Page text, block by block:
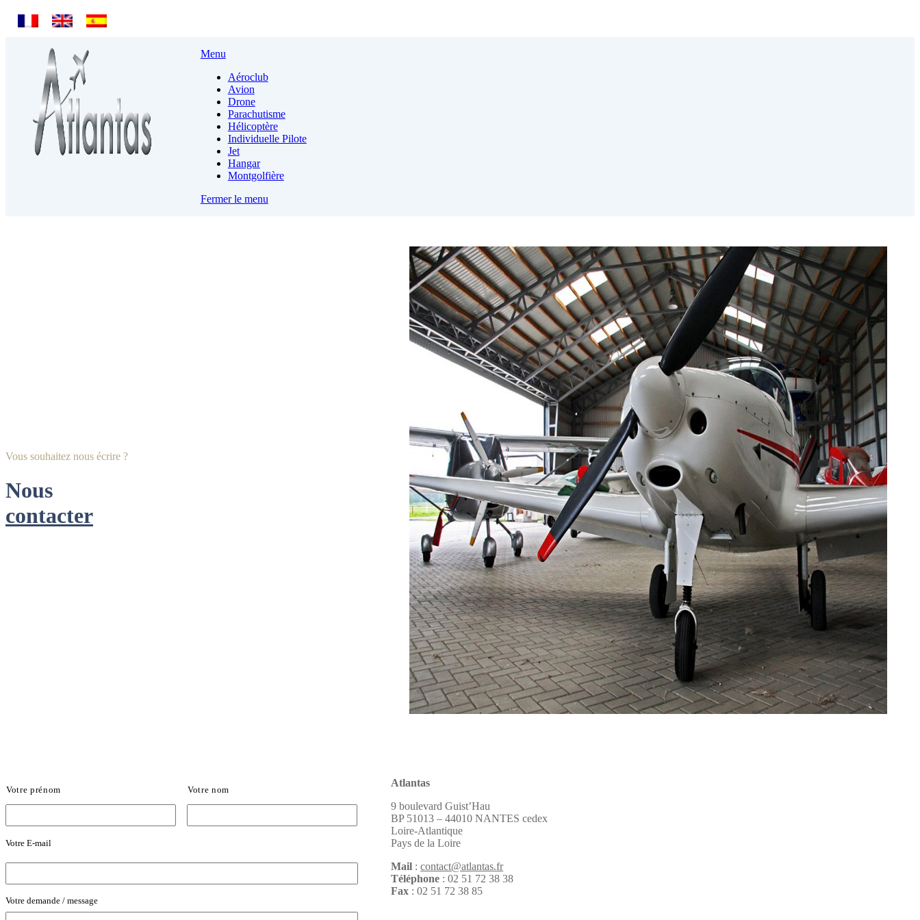
Menu
Aéroclub
Avion
Drone
Parachutisme
Hélicoptère
Individuelle Pilote
Jet
Hangar
Montgolfière
Fermer le menu
Vous souhaitez nous écrire ?
Nous
contacter
Votre prénom Votre nom
E
a
i
l
Votre E-mail
M
e
Votre demande / message
Atlantas
9 boulevard Guist’Hau
BP 51013 – 44010 NANTES cedex
Loire-Atlantique
Pays de la Loire
Mail :contact@atlantas.fr
Téléphone : 02 51 72 38 38
Fax : 02 51 72 38 85